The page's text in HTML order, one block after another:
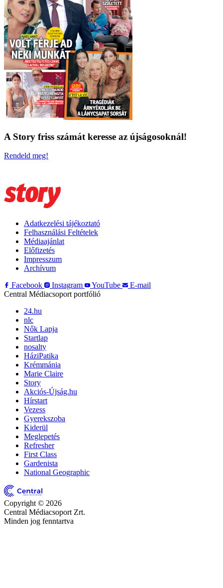
A Story friss számát keresse az újságosoknál!
Rendeld meg!
Adatkezelési tájékoztató
Felhasználási Feltételek
Médiaajánlat
Előfizetés
Impresszum
Archívum
Facebook
Instagram YouTube
E-mail
Central Médiacsoport portfólió
24.hu
nlc
Nők Lapja
Startlap
nosalty
HáziPatika
Krémmánia
Marie Claire
Story
Akciós-Újság.hu
Hírstart
Vezess
Gyerekszoba
Kiderül
Meglepetés
Refresher
First Class
Gardenista
National Geographic
Copyright © 2026
Central Médiacsoport Zrt.
Minden jog fenntartva